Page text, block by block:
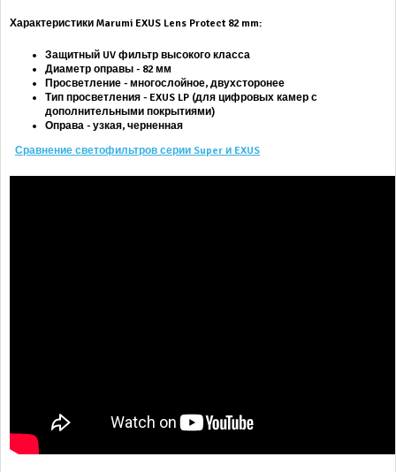
Характеристики Marumi EXUS Lens Protect 82 mm:
Защитный UV фильтр высокого класса
Диаметр оправы - 82 мм
Просветление - многослойное, двухсторонее
Тип просветления - EXUS LP (для цифровых камер с
дополнительными покрытиями)
Оправа - узкая, черненная
Сравнение светофильтров серии Super и EXUS